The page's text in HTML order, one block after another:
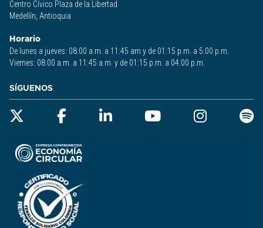
Centro Cívico Plaza de la Libertad
Medellín, Antioquia
Horario
De lunes a jueves: 08:00 a.m. a 11:45 am y de 01:15 p.m. a 5:00 p.m.
Viernes: 08:00 a.m. a 11:45 a.m. y de 01:15 p.m. a 04:00 p.m.
SÍGUENOS